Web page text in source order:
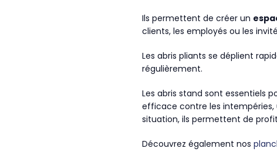
Ils permettent de créer un
clients, les employés ou les
Les abris pliants se déplient
régulièrement.
Les abris stand sont essentiels
efficace contre les intempéries,
situation, ils permettent de
Découvrez également nos